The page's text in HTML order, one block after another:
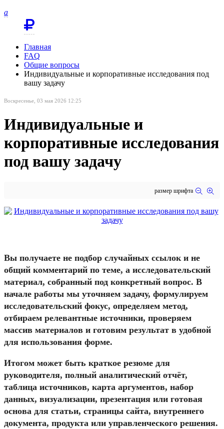
a
Главная
FAQ
Общие вопросы
Индивидуальные и корпоративные исследования под
вашу задачу
Воскресенье, 03 мая 2026 12:25
Индивидуальные и
корпоративные исследования
под вашу задачу
размер шрифта
Вы получаете не подбор случайных ссылок и не
общий комментарий по теме, а исследовательский
материал, собранный под конкретный вопрос. В
начале работы мы уточняем задачу, формулируем
исследовательский фокус, определяем метод,
отбираем релевантные источники, проверяем
массив материалов и готовим результат в удобной
для использования форме.
Итогом может быть краткое резюме для
руководителя, полный аналитический отчёт,
таблица источников, карта аргументов, набор
данных, визуализации, презентация или готовая
основа для статьи, страницы сайта, внутреннего
документа, продукта или управленческого решения.